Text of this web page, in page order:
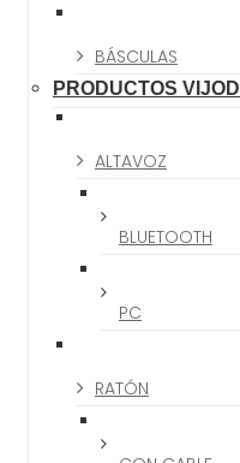
BÁSCULAS
PRODUCTOS VIJODI
ALTAVOZ
BLUETOOTH
PC
RATÓN